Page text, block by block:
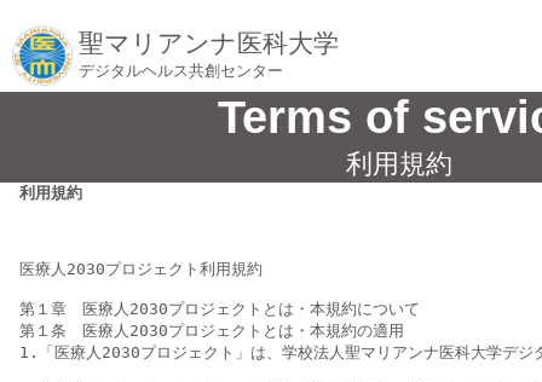
聖マリアンナ医科大学
デジタルヘルス共創センター
Terms of
利用規約
利用規約
医療人2030プロジェクト利用規約
第１章　医療人2030プロジェクトとは・本規約について
第１条　医療人2030プロジェクトとは・本規約の適用
1.「医療人2030プロジェクト」は、学校法人聖マリアンナ医科大学デジ